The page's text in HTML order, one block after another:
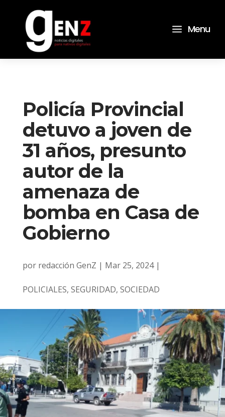
a Menu
Policía Provincial
detuvo a joven de
31 años, presunto
autor de la
amenaza de
bomba en Casa de
Gobierno
por redacción GenZ | Mar 25, 2024|
POLICIALES, SEGURIDAD, SOCIEDAD